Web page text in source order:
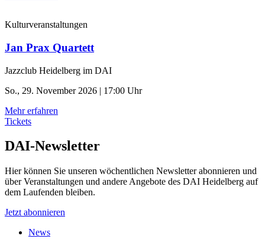
Kulturveranstaltungen
Jan Prax Quartett
Jazzclub Heidelberg im DAI
So., 29. November 2026 | 17:00 Uhr
Mehr erfahren
Tickets
DAI-Newsletter
Hier können Sie unseren wöchentlichen Newsletter abonnieren und
über Veranstaltungen und andere Angebote des DAI Heidelberg auf
dem Laufenden bleiben.
Jetzt abonnieren
News